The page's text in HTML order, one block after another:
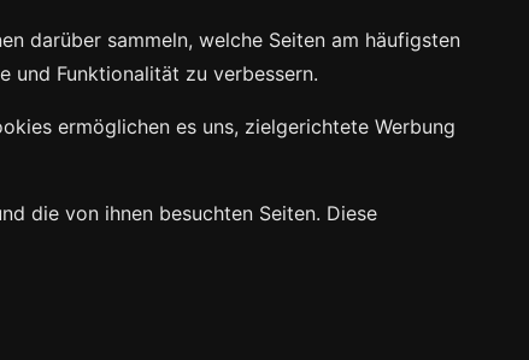
darüber sammeln, welche Seiten am häufigsten
und Funktionalität zu verbessern.
ermöglichen es uns, zielgerichtete Werbung
die von ihnen besuchten Seiten. Diese